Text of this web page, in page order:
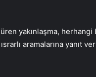
yakınlaşma,
aramalarına yanıt